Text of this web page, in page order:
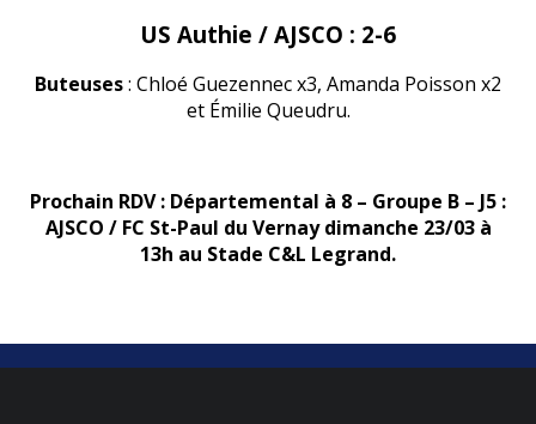
US Authie / AJSCO : 2-6
Buteuses: Chloé Guezennec x3, Amanda Poisson x2
et Émilie Queudru.
Prochain RDV : Départemental à 8 – Groupe B – J5 :
AJSCO / FC St-Paul du Vernay dimanche 23/03 à
13h au Stade C&L Legrand.